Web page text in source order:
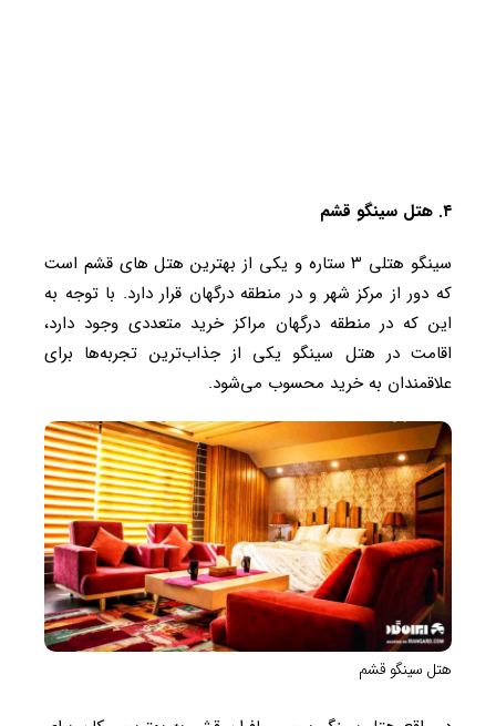
۴. هتل سینگو قشم
سینگو هتلی ۳ ستاره و یکی از بهترین هتل های قشم است
که دور از مرکز شهر و در منطقه درگهان قرار دارد. با توجه به
این که در منطقه درگهان مراکز خرید متعددی وجود دارد،
اقامت در هتل سینگو یکی از جذاب‌ترین تجربه‌ها برای
علاقمندان به خرید محسوب می‌شود.
هتل سینگو قشم